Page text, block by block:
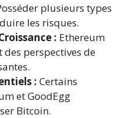
plusieurs types
les risques.
: Ethereum
des perspectives de
: Certains
et GoodEgg
Bitcoin.